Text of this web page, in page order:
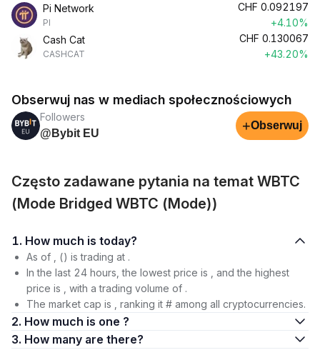
Pi Network
PI
CHF 0.092197
+4.10%
Cash Cat
CASHCAT
CHF 0.130067
+43.20%
Obserwuj nas w mediach społecznościowych
Followers
@Bybit EU
+Obserwuj
Często zadawane pytania na temat WBTC
(Mode Bridged WBTC (Mode))
1. How much is today?
As of , () is trading at .
In the last 24 hours, the lowest price is , and the highest
price is , with a trading volume of .
The market cap is , ranking it # among all cryptocurrencies.
2. How much is one ?
3. How many are there?